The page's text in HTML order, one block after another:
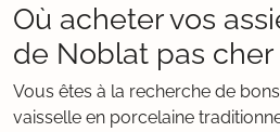
Où acheter vos
de Noblat pas cher
Vous êtes à la recherche de
vaisselle en porcelaine